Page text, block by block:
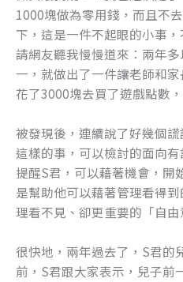
e
b
o
o
er e
n
g
er
l
1000塊做為零用錢，而且不
下，這是一件不起眼的小事
請網友聽我慢慢道來：兩年
一，就做出了一件讓老師和
花了3000塊去買了遊戲點數，
被發現後，連續說了好幾個
這樣的事，可以檢討的面向
提醒S君，可以藉著機會，開
是幫助他可以藉著管理看得
理看不見、卻更重要的「自由
很快地，兩年過去了，S君的
前，S君跟大家表示，兒子前